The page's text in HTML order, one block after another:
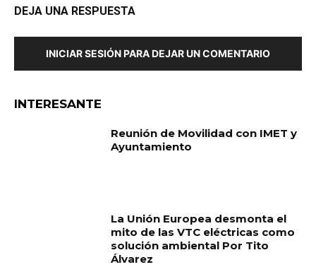
DEJA UNA RESPUESTA
INICIAR SESIÓN PARA DEJAR UN COMENTARIO
INTERESANTE
Reunión de Movilidad con IMET y
Ayuntamiento
La Unión Europea desmonta el
mito de las VTC eléctricas como
solución ambiental Por Tito
Álvarez